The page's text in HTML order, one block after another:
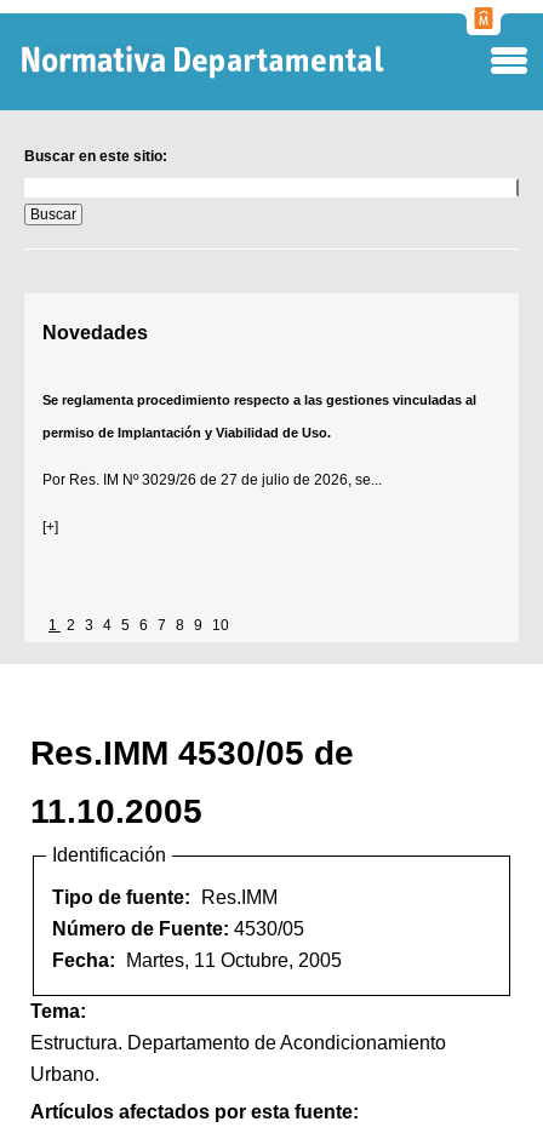
Buscar en este sitio:
en
este
sitio:
Novedades
Se reglamenta procedimiento respecto a las gestiones vinculadas al
permiso de Implantación y Viabilidad de Uso.
Por Res. IM Nº 3029/26 de 27 de julio de 2026, se...
[+]
1 2 3 4 5 6 7 8 9 10
Res.IMM 4530/05 de
11.10.2005
Identificación
Tipo de fuente:
Res.IMM
Número de Fuente: 4530/05
Fecha:
Martes, 11 Octubre, 2005
Tema:
Estructura. Departamento de Acondicionamiento
Urbano.
Artículos afectados por esta fuente: